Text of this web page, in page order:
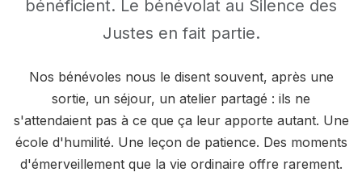
bénéficient. Le bénévolat au Silence des
Justes en fait partie.
Nos bénévoles nous le disent souvent, après une
sortie, un séjour, un atelier partagé : ils ne
s'attendaient pas à ce que ça leur apporte autant. Une
école d'humilité. Une leçon de patience. Des moments
d'émerveillement que la vie ordinaire offre rarement.